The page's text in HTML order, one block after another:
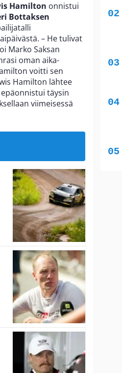
Hamilton onnistui
Bottaksen
– He tulivat
Marko Saksan
oman aika-
voitti sen
Hamilton lähtee
täysin
viimeisessä